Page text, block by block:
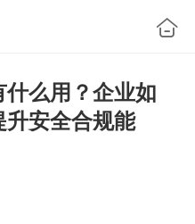
么用？企业如
升安全合规能